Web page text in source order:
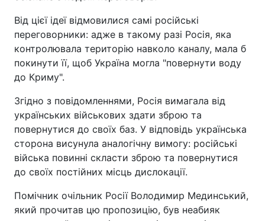
Від цієї ідеї відмовилися самі російські
переговорники: адже в такому разі Росія, яка
контролювала територію навколо каналу, мала б
покинути її, щоб Україна могла "повернути воду
до Криму".
Згідно з повідомленнями, Росія вимагала від
українських військових здати зброю та
повернутися до своїх баз. У відповідь українська
сторона висунула аналогічну вимогу: російські
війська повинні скласти зброю та повернутися
до своїх постійних місць дислокації.
Помічник очільник Росії Володимир Мединський,
який прочитав цю пропозицію, був неабияк